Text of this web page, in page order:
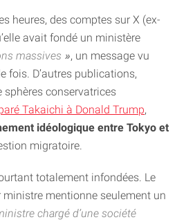
heures, des comptes sur X (ex-
avait fondé un ministère
massives
, un message vu
fois. D’autres publications,
conservatrices
Takaichi à Donald Trump,
idéologique entre Tokyo et
migratoire.
totalement infondées. Le
mentionne seulement un
chargé d’une société